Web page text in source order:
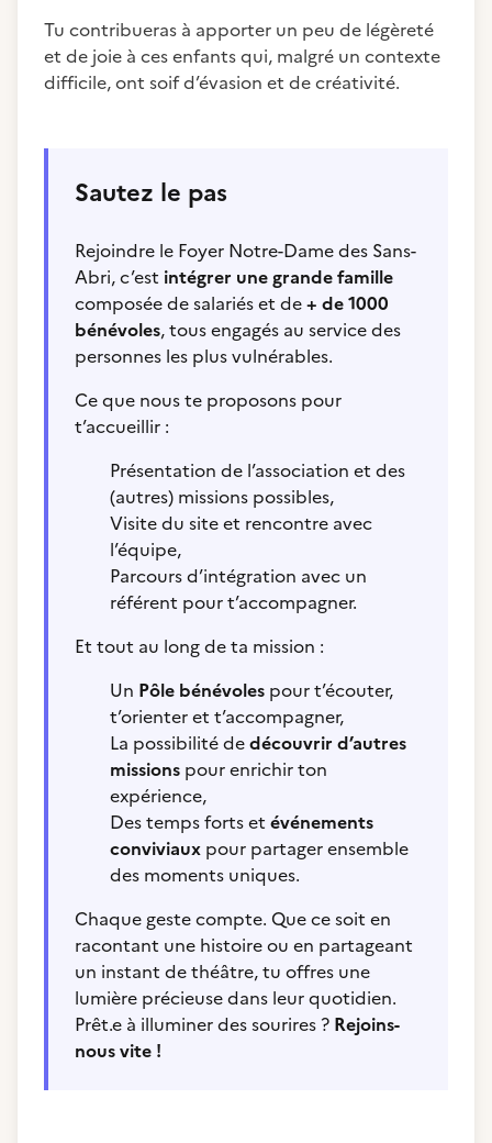
Tu contribueras à apporter un peu de légèreté
et de joie à ces enfants qui, malgré un contexte
difficile, ont soif d’évasion et de créativité.
Sautez le pas
Rejoindre le Foyer Notre-Dame des Sans-
Abri, c’est intégrer une grande famille
composée de salariés et de+ de 1000
bénévoles, tous engagés au service des
personnes les plus vulnérables.
Ce que nous te proposons pour
t’accueillir :
Présentation de l’association et des
(autres) missions possibles,
Visite du site et rencontre avec
l’équipe,
Parcours d’intégration avec un
référent pour t’accompagner.
Et tout au long de ta mission :
Un Pôle bénévoles pour t’écouter,
t’orienter et t’accompagner,
La possibilité dedécouvrir d’autres
missions pour enrichir ton
expérience,
Des temps forts et événements
conviviaux pour partager ensemble
des moments uniques.
Chaque geste compte. Que ce soit en
racontant une histoire ou en partageant
un instant de théâtre, tu offres une
lumière précieuse dans leur quotidien.
Prêt.e à illuminer des sourires ? Rejoins-
nous vite !